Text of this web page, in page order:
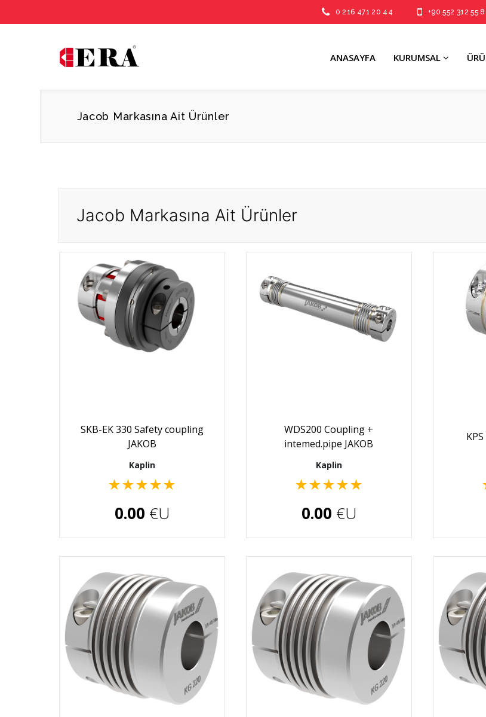
0 216 471 20 44 +90 552 312 55
ANASAYFA KURUMSAL
Jacob Markasına Ait Ürünler
Jacob Markasına Ait Ürünler
SKB-EK 330 Safety coupling
JAKOB
Kaplin
★★★★★
0.00 €U
WDS200 Coupling +
intemed.pipe JAKOB
Kaplin
★★★★★
0.00 €U